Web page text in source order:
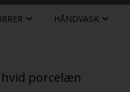
HÅNDVASK
hvid porcelæn